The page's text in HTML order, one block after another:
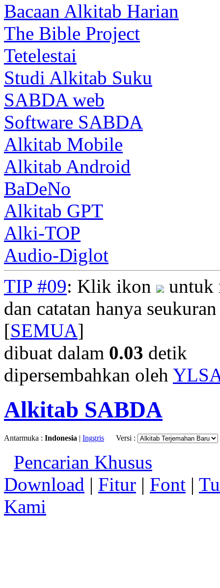
Bacaan Alkitab Harian
The Bible Project
Tetelestai
Studi Alkitab Suku
SABDA web
Software SABDA
Alkitab Mobile
Alkitab Android
BaDeNo
Alkitab GPT
Alki-TOP
Audio-Diglot
TIP #09: Klik ikon
untuk
dan catatan hanya
[SEMUA]
dibuat dalam 0.03 detik
dipersembahkan oleh
Alkitab SABDA
Antarmuka : Indonesia | Inggris Versi :
Pencarian Khusus
Download | Fitur | Font |
Kami